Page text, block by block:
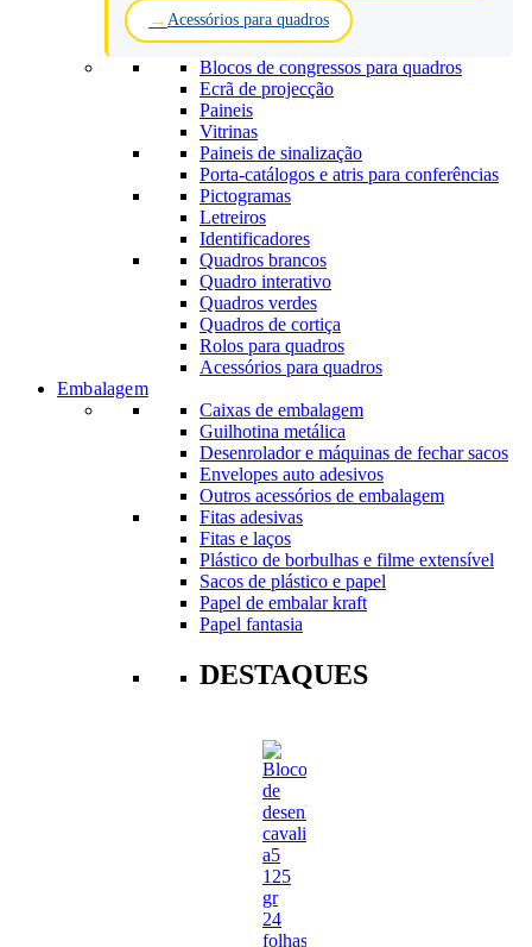
Acessórios para quadros
Blocos de congressos para quadros
Ecrã de projecção
Paineis
Vitrinas
Paineis de sinalização
Porta-catálogos e atris para conferências
Pictogramas
Letreiros
Identificadores
Quadros brancos
Quadro interativo
Quadros verdes
Quadros de cortiça
Rolos para quadros
Acessórios para quadros
Embalagem
Caixas de embalagem
Guilhotina metálica
Desenrolador e máquinas de fechar sacos
Envelopes auto adesivos
Outros acessórios de embalagem
Fitas adesivas
Fitas e laços
Plástico de borbulhas e filme extensível
Sacos de plástico e papel
Papel de embalar kraft
Papel fantasia
DESTAQUES